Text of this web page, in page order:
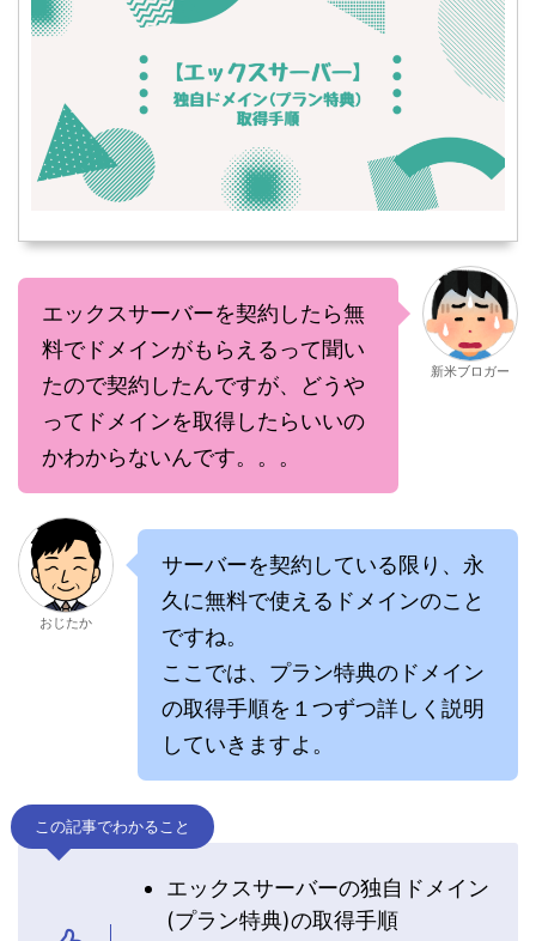
エックスサーバーを契約したら無
料でドメインがもらえるって聞い
たので契約したんですが、どうや
ってドメインを取得したらいいの
かわからないんです。。。
新米ブロガー
おじたか
サーバーを契約している限り、永
久に無料で使えるドメインのこと
ですね。
ここでは、プラン特典のドメイン
の取得手順を１つずつ詳しく説明
していきますよ。
この記事でわかること
エックスサーバーの独自ドメイン
(プラン特典)の取得手順